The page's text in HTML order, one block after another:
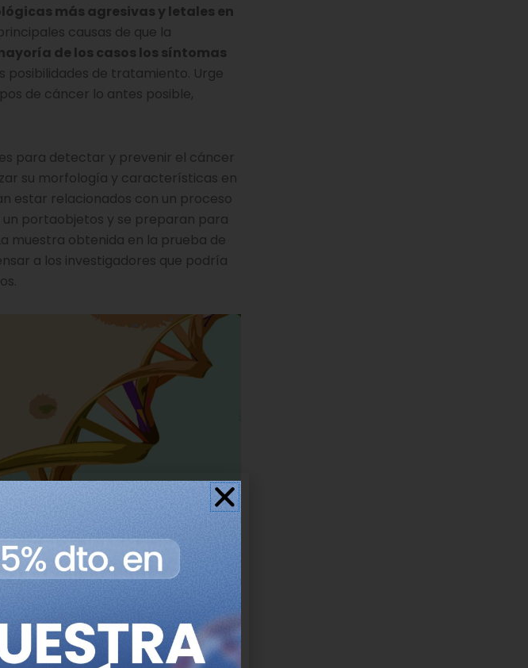
más agresivas y letales en
causas de que la
de los casos los síntomas
posibilidades de tratamiento. Urge
de cáncer lo antes posible,
para detectar y prevenir el cáncer
su morfología y características en
estar relacionados con un proceso
portaobjetos y se preparan para
muestra obtenida en la prueba de
a los investigadores que podría
de muestras de la cavidad uterina
tomadas mediante diferentes
así como el ADN circulante en
Research Institute.